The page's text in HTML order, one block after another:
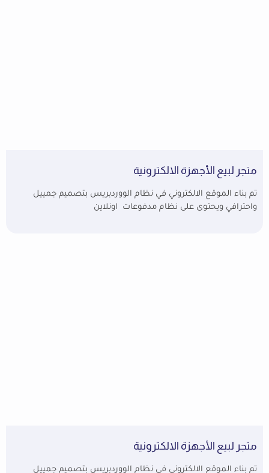
متجر لبيع الأجهزة الالكترونية
تم بناء الموقع الالكتروني في نظام الووردبريس بتصميم جمييل
واحترافي ويحتوى على نظام مدفوعات اونلاين
متجر لبيع الأجهزة الالكترونية
تم بناء الموقع الالكتروني في نظام الووردبريس بتصميم جمييل